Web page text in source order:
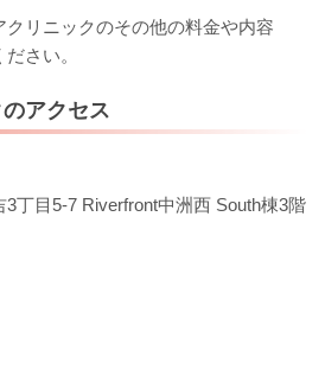
リニックのその他の料金や内容
さい。
アクセス
丁目5-7 Riverfront中洲西 South棟3階